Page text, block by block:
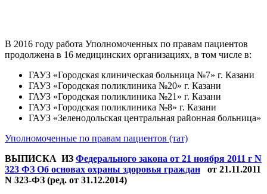
В 2016 году работа Уполномоченных по правам пациентов
продолжена в 16 медицинских организациях, в том числе в:
ГАУЗ «Городская клиническая больница №7» г. Казани
ГАУЗ «Городская поликлиника №20» г. Казани
ГАУЗ «Городская поликлиника №21» г. Казани
ГАУЗ «Городская поликлиника №8» г. Казани
ГАУЗ «Зеленодольская центральная районная больница»
Уполномоченные по правам пациентов (тат)
ВЫПИСКА ИЗ Федерального закона от 21 ноября 2011 г N
323 ФЗ Об основах охраны здоровья граждан
от 21.11.2011
N 323-ФЗ (ред. от 31.12.2014)